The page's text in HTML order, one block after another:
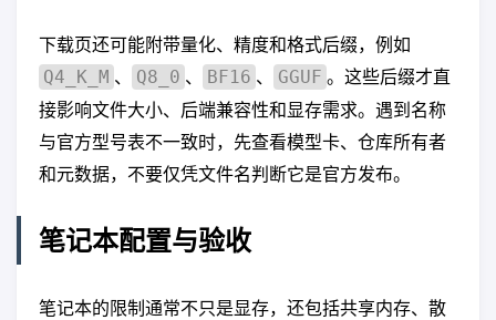
下载页还可能附带量化、精度和格式后缀，例如
Q4_K_M 、 Q8_0 、 BF16 、 GGUF 。这些后缀才直
接影响文件大小、后端兼容性和显存需求。遇到名称
与官方型号表不一致时，先查看模型卡、仓库所有者
和元数据，不要仅凭文件名判断它是官方发布。
笔记本配置与验收
笔记本的限制通常不只是显存，还包括共享内存、散